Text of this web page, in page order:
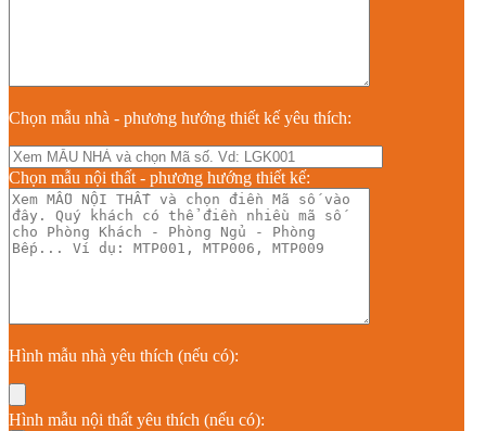
Chọn mẫu nhà - phương hướng thiết kế yêu thích:
Chọn mẫu nội thất - phương hướng thiết kế:
Hình mẫu nhà yêu thích (nếu có):
Hình mẫu nội thất yêu thích (nếu có):